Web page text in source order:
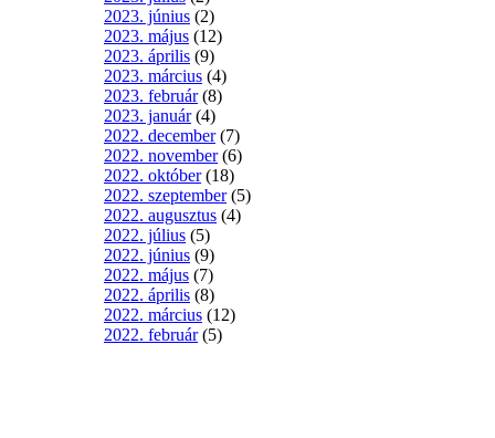
2023. június (2)
2023. május (12)
2023. április (9)
2023. március (4)
2023. február(8)
2023. január(4)
2022. december(7)
2022. november(6)
2022. október(18)
2022. szeptember(5)
2022. augusztus (4)
2022. július (5)
2022. június (9)
2022. május (7)
2022. április (8)
2022. március (12)
2022. február(5)